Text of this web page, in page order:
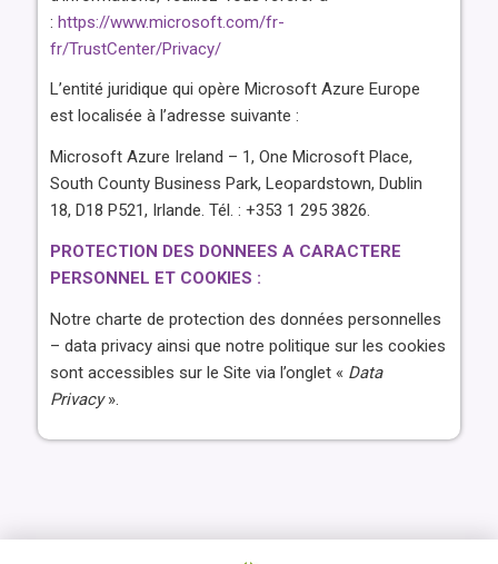
:https://www.microsoft.com/fr-
fr/TrustCenter/Privacy/
L’entité juridique qui opère Microsoft Azure Europe
est localisée à l’adresse suivante :
Microsoft Azure Ireland – 1, One Microsoft Place,
South County Business Park, Leopardstown, Dublin
18, D18 P521, Irlande. Tél. : +353 1 295 3826.
PROTECTION DES DONNEES A CARACTERE
PERSONNEL ET COOKIES :
Notre charte de protection des données personnelles
– data privacy ainsi que notre politique sur les cookies
sont accessibles sur le Site via l’onglet « Data
Privacy».